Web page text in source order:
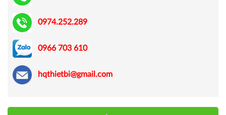
0974.252.289
0966 703 610
hqthietbi@gmail.com